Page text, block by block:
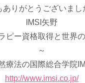
ありがとうございまし
IMSI矢野
ピー資格取得と世界
～
療法の国際総合学院
http://www.imsi.co.jp/